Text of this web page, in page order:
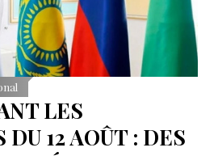
LES
DU 12 AOÛT : DES